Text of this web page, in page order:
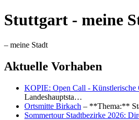
Stuttgart - meine
– meine Stadt
Aktuelle Vorhaben
KOPIE: Open Call - Künstlerische
Landeshauptsta…
Ortsmitte Birkach – **Thema:**
Sommertour Stadtbezirke 2026: